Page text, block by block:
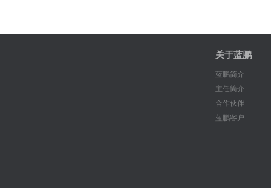
关于蓝鹏
蓝鹏简介
主任简介
合作伙伴
蓝鹏客户